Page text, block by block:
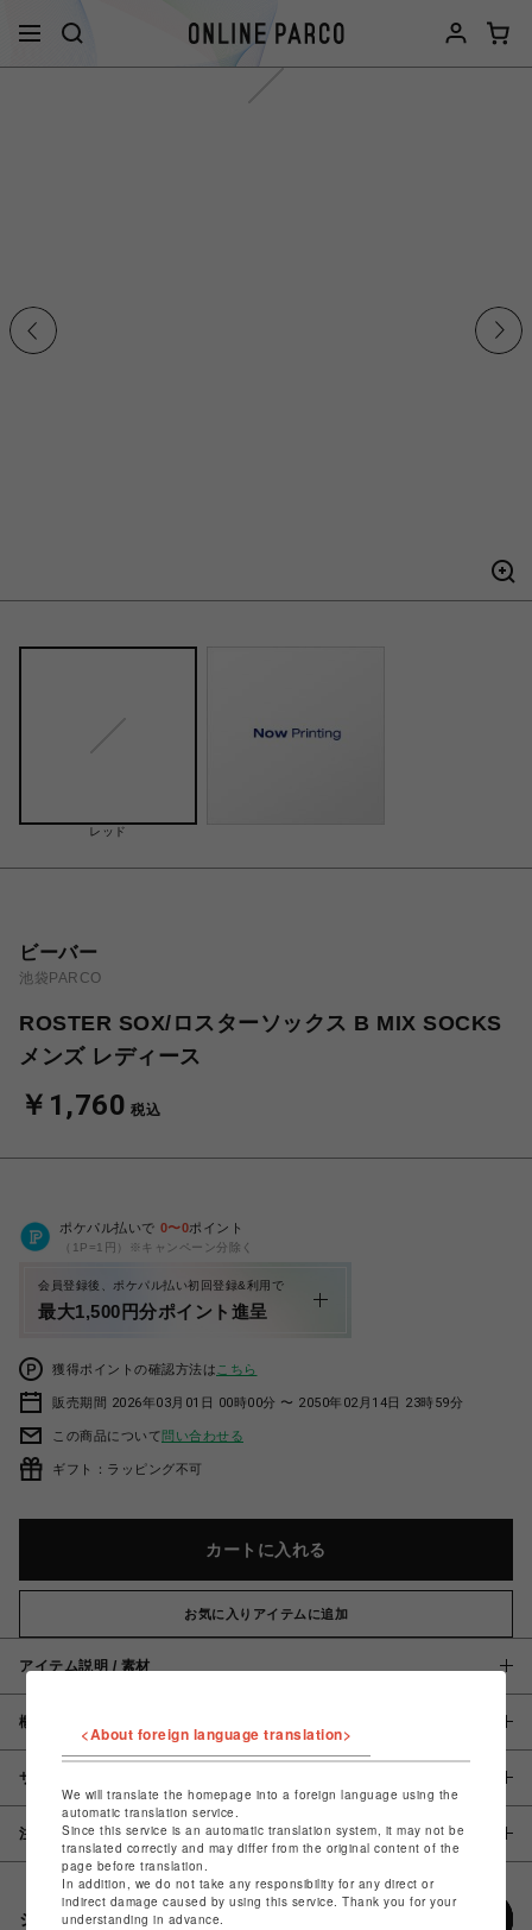
レッド
ビーバー
池袋PARCO
ROSTER SOX/ロスターソックス B MIX SOCKS
メンズ レディース
￥1,760 税込
ポケパル払いで 0〜0ポイント
（1P=1円）※キャンペーン分除く
会員登録後、ポケパル払い初回登録&利用で
最大1,500円分ポイント進呈
獲得ポイントの確認方法は こちら
販売期間 2026年03月01日 00時00分 〜 2050年02月14日 23時59分
この商品について問い合わせる
ギフト：ラッピング不可
カートに入れる
お気に入りアイテムに追加
アイテム説明 / 素材
概要
サイズ
注意事項
シェアする
<About foreign language translation>
We will translate the homepage into a foreign language using the
automatic translation service.
Since this service is an automatic translation system, it may not be
translated correctly and may differ from the original content of the
page before translation.
In addition, we do not take any responsibility for any direct or
indirect damage caused by using this service. Thank you for your
understanding in advance.